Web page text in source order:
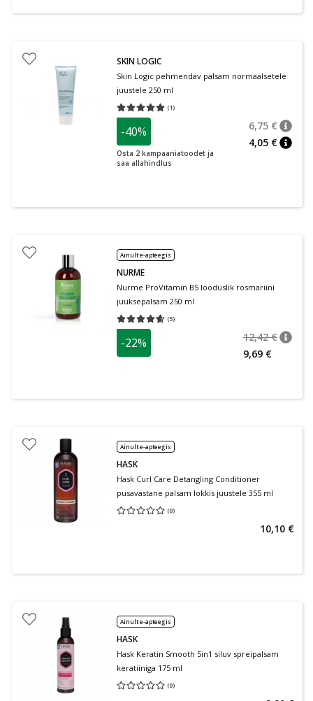
SKIN LOGIC
Skin Logic pehmendav palsam normaalsetele
juustele 250 ml
(1)
Keskmine hinnang 5.00
-40%
Osta 2 kampaaniatoodet ja
saa allahindlus
6,75 €
4,05 €
Ainult e-apteegis
NURME
Nurme ProVitamin B5 looduslik rosmariini
juuksepalsam 250 ml
(5)
Keskmine hinnang 4.60
-22% 12,42 €
9,69 €
Ainult e-apteegis
HASK
Hask Curl Care Detangling Conditioner
pusavastane palsam lokkis juustele 355 ml
(0)
Keskmine hinnang 0.00
10,10 €
Ainult e-apteegis
HASK
Hask Keratin Smooth 5in1 siluv spreipalsam
keratiiniga 175 ml
(0)
Keskmine hinnang 0.00